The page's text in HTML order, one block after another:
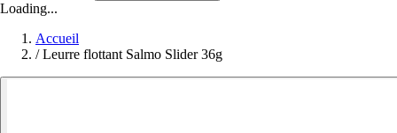
Loading...
Accueil
/ Leurre flottant Salmo Slider 36g